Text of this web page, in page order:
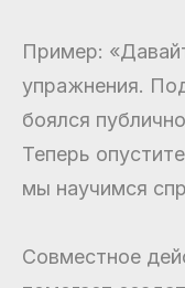
Пример:
упражнения.
боялся
Теперь
мы научимся
Совместное